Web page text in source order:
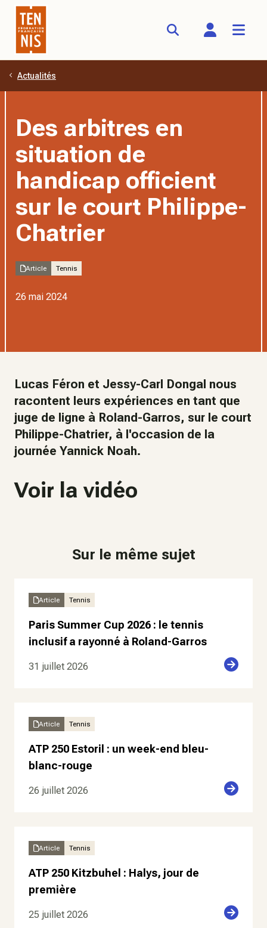
Aller au contenu principal
Actualités
Des arbitres en
situation de
handicap officient
sur le court Philippe-
Chatrier
Article Tennis
26 mai 2024
Lucas Féron et Jessy-Carl Dongal nous
racontent leurs expériences en tant que
juge de ligne à Roland-Garros, sur le court
Philippe-Chatrier, à l'occasion de la
journée Yannick Noah.
Voir la vidéo
Sur le même sujet
Article Tennis
Paris Summer Cup 2026 : le tennis
inclusif a rayonné à Roland-Garros
31 juillet 2026
Article Tennis
ATP 250 Estoril : un week-end bleu-
blanc-rouge
26 juillet 2026
Article Tennis
ATP 250 Kitzbuhel : Halys, jour de
première
25 juillet 2026